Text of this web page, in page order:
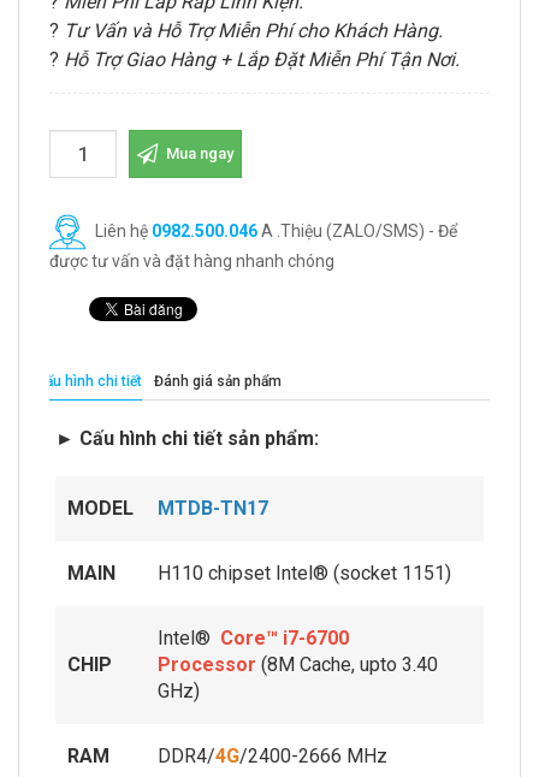
? Tư Vấn và Hỗ Trợ Miễn Phí cho Khách Hàng.
? Hỗ Trợ Giao Hàng + Lắp Đặt Miễn Phí Tận Nơi.
Mua ngay
Liên hệ 0982.500.046A .Thiệu (ZALO/SMS) - Để
được tư vấn và đặt hàng nhanh chóng
Cấu hình chi tiết Đánh giá sản phẩm
► Cấu hình chi tiết sản phẩm:
MODEL MTDB-TN17
MAIN H110 chipset Intel® (socket 1151)
CHIP
Intel® Core™ i7-6700
Processor (8M Cache, upto 3.40
GHz)
RAM DDR4/4G/2400-2666 MHz